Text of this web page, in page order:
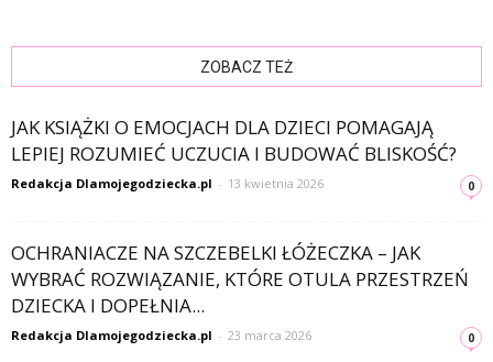
ZOBACZ TEŻ
JAK KSIĄŻKI O EMOCJACH DLA DZIECI POMAGAJĄ
LEPIEJ ROZUMIEĆ UCZUCIA I BUDOWAĆ BLISKOŚĆ?
Redakcja Dlamojegodziecka.pl - 13 kwietnia 2026 0
OCHRANIACZE NA SZCZEBELKI ŁÓŻECZKA – JAK
WYBRAĆ ROZWIĄZANIE, KTÓRE OTULA PRZESTRZEŃ
DZIECKA I DOPEŁNIA...
Redakcja Dlamojegodziecka.pl - 23 marca 2026 0